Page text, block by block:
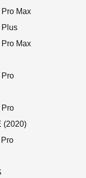
Max
Plus
Max
Pro
Pro
(2020)